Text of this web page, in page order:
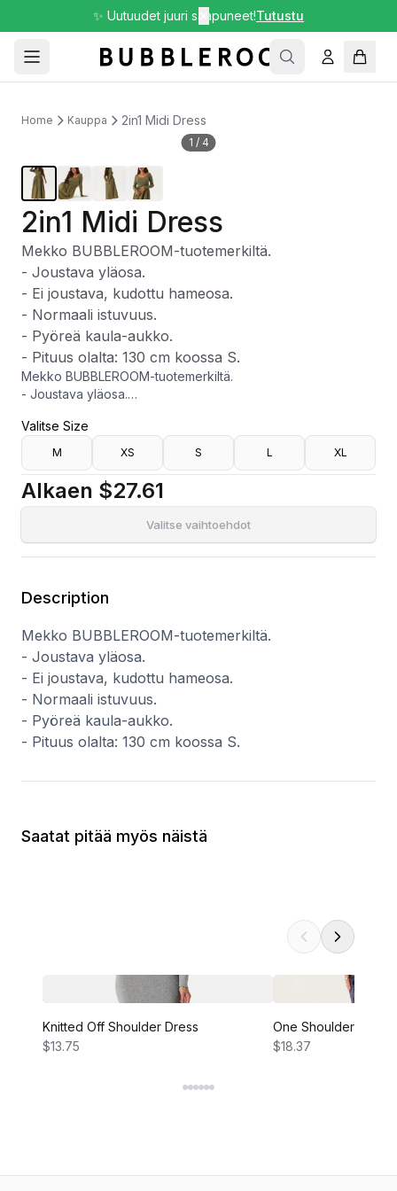
✨ Uutuudet juuri saapuneet!Tutustu
Home Kauppa 2in1 Midi Dress
1 / 4
2in1 Midi Dress
Mekko BUBBLEROOM-tuotemerkiltä.
- Joustava yläosa.
- Ei joustava, kudottu hameosa.
- Normaali istuvuus.
- Pyöreä kaula-aukko.
- Pituus olalta: 130 cm koossa S.
Mekko BUBBLEROOM-tuotemerkiltä.
- Joustava yläosa.
- Normaali istuvuus.
- Pyöreä kaula-aukko.
- Pituus olalta: 130 cm koossa S.
Valitse Size
M XS S L XL
Alkaen $27.61
Valitse vaihtoehdot
Description
Mekko BUBBLEROOM-tuotemerkiltä.
- Joustava yläosa.
- Ei joustava, kudottu hameosa.
- Normaali istuvuus.
- Pyöreä kaula-aukko.
- Pituus olalta: 130 cm koossa S.
Saatat pitää myös näistä
Knitted Off Shoulder Dress
$13.75
One Shoulder
$18.37